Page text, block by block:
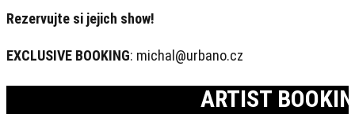
Rezervujte si jejich show!
EXCLUSIVE BOOKING: michal@urbano.cz
ARTIST